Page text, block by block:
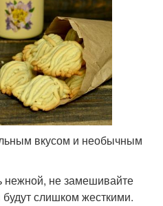
вкусом и необычным
нежной, не замешивайте
будут слишком жесткими.